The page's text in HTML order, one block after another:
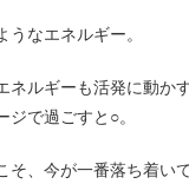
うなエネルギー。
ルギーも活発に動か
で過ごすと○。
、今が一番落ち着い